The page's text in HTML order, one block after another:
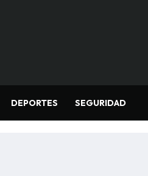
DEPORTES SEGURIDAD